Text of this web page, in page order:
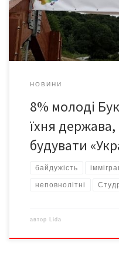
тематиці фіналу
Респондентам необхідно
мрії» в […]
НОВИНИ
8% молоді
їхня
будувати
байдужість
неповнолітні
автор Lida